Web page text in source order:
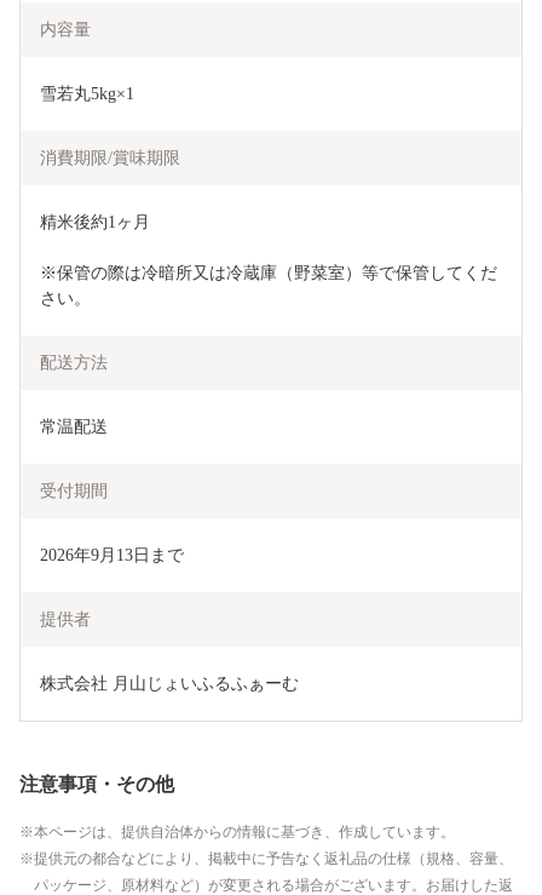
内容量
雪若丸5kg×1
消費期限/賞味期限
精米後約1ヶ月
※保管の際は冷暗所又は冷蔵庫（野菜室）等で保管してくだ
さい。
配送方法
常温配送
受付期間
2026年9月13日まで
提供者
株式会社 月山じょいふるふぁーむ
注意事項・その他
本ページは、提供自治体からの情報に基づき、作成しています。
提供元の都合などにより、掲載中に予告なく返礼品の仕様（規格、容量、
パッケージ、原材料など）が変更される場合がございます。お届けした返